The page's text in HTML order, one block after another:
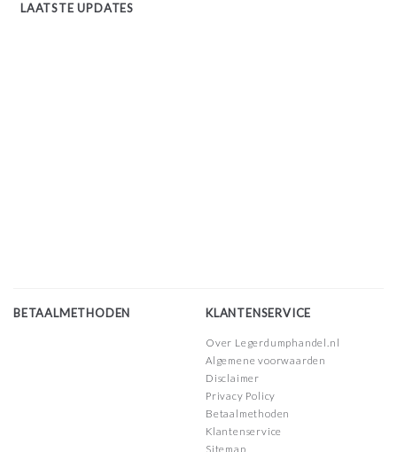
LAATSTE UPDATES
BETAALMETHODEN KLANTENSERVICE
Over Legerdumphandel.nl
Algemene voorwaarden
Disclaimer
Privacy Policy
Betaalmethoden
Klantenservice
Sitemap